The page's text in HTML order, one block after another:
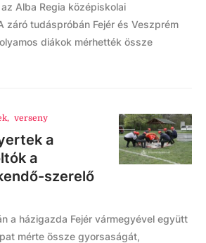
Alba Regia középiskolai
záró tudáspróbán Fejér és Veszprém
diákok mérhették össze
, verseny
a
a
szerelő
a házigazda Fejér vármegyével együtt
mérte össze gyorsaságát,